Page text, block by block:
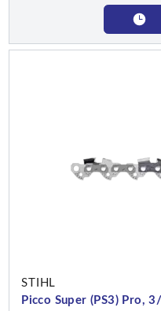
STIHL
Picco Super (PS3) Pro,